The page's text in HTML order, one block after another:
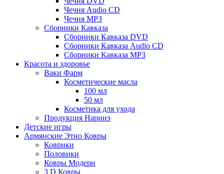
Чечня Audio CD
Чечня MP3
Сборники Кавказа
Сборники Кавказа DVD
Сборники Кавказа Audio CD
Сборники Кавказа MP3
Красота и здоровье
Ваки Фарм
Косметические масла
100 мл
50 мл
Косметика для ухода
Продукция Наринэ
Детские игры
Армянские Этно Ковры
Коврики
Половики
Ковры Модерн
3 D Ковры